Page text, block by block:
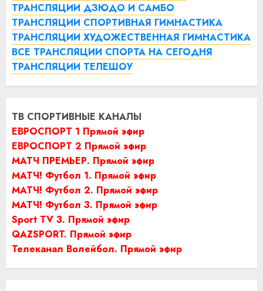
ТРАНСЛЯЦИИ ДЗЮДО И САМБО
ТРАНСЛЯЦИИ СПОРТИВНАЯ ГИМНАСТИКА
ТРАНСЛЯЦИИ ХУДОЖЕСТВЕННАЯ ГИМНАСТИКА
ВСЕ ТРАНСЛЯЦИИ СПОРТА НА СЕГОДНЯ
ТРАНСЛЯЦИИ ТЕЛЕШОУ
ТВ СПОРТИВНЫЕ КАНАЛЫ
ЕВРОСПОРТ 1 Прямой эфир
ЕВРОСПОРТ 2 Прямой эфир
МАТЧ ПРЕМЬЕР. Прямой эфир
МАТЧ! Футбол 1. Прямой эфир
МАТЧ! Футбол 2. Прямой эфир
МАТЧ! Футбол 3. Прямой эфир
Sport TV 3. Прямой эфир
QAZSPORT. Прямой эфир
Телеканал Волейбол. Прямой эфир